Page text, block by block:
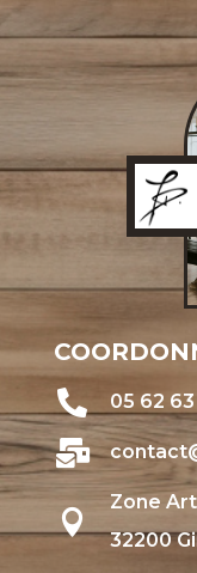
 05 62 63


Zone
32200